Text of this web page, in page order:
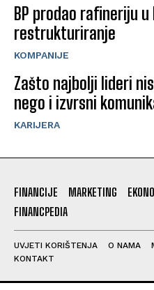
BP prodao rafineriju
restrukturiranje
KOMPANIJE
Zašto najbolji lideri
nego i izvrsni
KARIJERA
FINANCIJE MARKETING
FINANCPEDIA
UVJETI KORIŠTENJA O NAMA
KONTAKT